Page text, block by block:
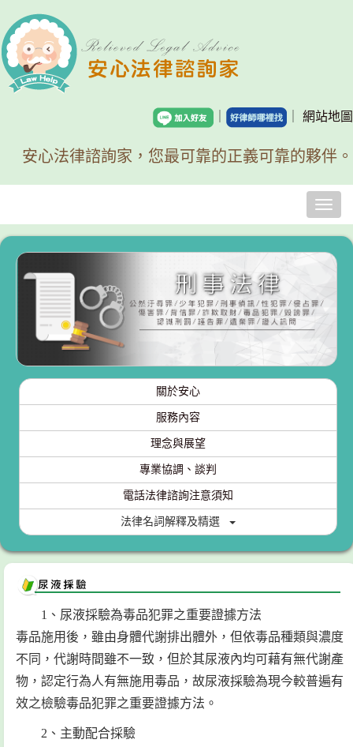
網站地圖
安心法律諮詢家，您最可靠的正義可靠的夥伴。
關於安心
服務內容
理念與展望
專業協調、談判
電話法律諮詢注意須知
法律名詞解釋及精選
1、尿液採驗為毒品犯罪之重要證據方法
毒品施用後，雖由身體代謝排出體外，但依毒品種類與濃度
不同，代謝時間雖不一致，但於其尿液內均可藉有無代謝產
物，認定行為人有無施用毒品，故尿液採驗為現今較普遍有
效之檢驗毒品犯罪之重要證據方法。
2、主動配合採驗